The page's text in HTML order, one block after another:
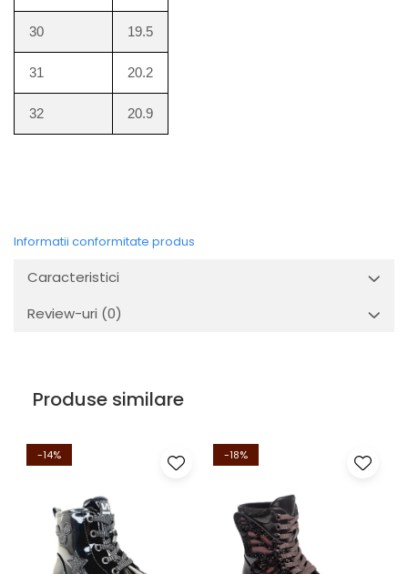
30 19.5
31 20.2
32 20.9
Informatii conformitate produs
Caracteristici
Review-uri (0)
Produse similare
-14% -18%